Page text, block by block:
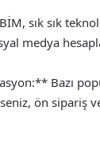
sık sık
medya
Bazı
ön sipariş